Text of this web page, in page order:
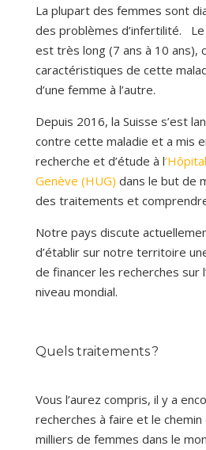
La plupart des femmes sont
des problèmes d’infertilité.
est très long (7 ans à 10 ans),
caractéristiques de cette
d’une femme à l’autre.
Depuis 2016, la Suisse s’est
contre cette maladie et a mis
recherche et d’étude à l
Genève (HUG) dans le but de
des traitements et
Notre pays discute
d’établir sur notre territoire
de financer les recherches sur
niveau mondial.
Quels traitements ?
Vous l’aurez compris, il y a
recherches à faire et le
milliers de femmes dans le